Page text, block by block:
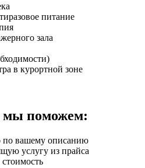
питание
зала
в курортной зоне
поможем:
по вашему описанию
услугу из прайса